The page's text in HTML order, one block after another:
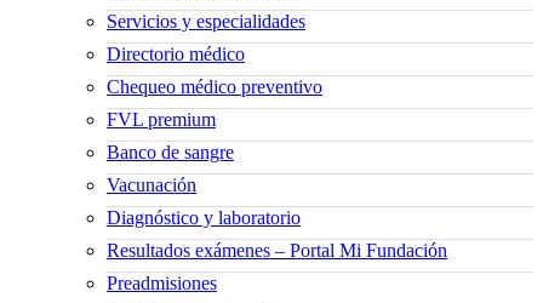
Servicios y especialidades
Directorio médico
Chequeo médico preventivo
FVL premium
Banco de sangre
Vacunación
Diagnóstico y laboratorio
Resultados exámenes – Portal Mi Fundación
Preadmisiones